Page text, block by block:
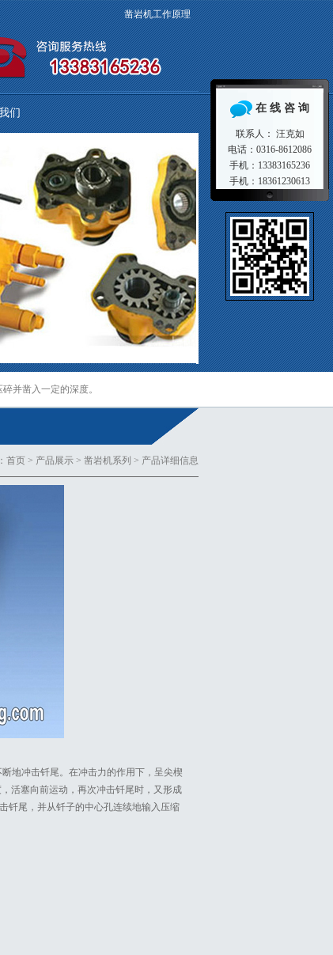
凿岩机工作原理
们
并凿入一定的深度。
首页> 产品展示> 凿岩机系列 > 产品详细信息
地冲击钎尾。在冲击力的作用下，呈尖楔
活塞向前运动，再次冲击钎尾时，又形成
钎尾，并从钎子的中心孔连续地输入压缩
在 线 咨 询
联系人： 汪克如
电话：0316-8612086
手机：13383165236
手机：18361230613